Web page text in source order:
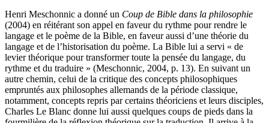
Henri Meschonnic a donné un Coup de Bible dans la philosophie
(2004) en réitérant son appel en faveur du rythme pour rendre le
langage et le poème de la Bible, en faveur aussi d’une théorie du
langage et de l’historisation du poème. La Bible lui a servi « de
levier théorique pour transformer toute la pensée du langage, du
rythme et du traduire » (Meschonnic, 2004, p. 13). En suivant un
autre chemin, celui de la critique des concepts philosophiques
empruntés aux philosophes allemands de la période classique,
notamment, concepts repris par certains théoriciens et leurs disciples,
Charles Le Blanc donne lui aussi quelques coups de pieds dans la